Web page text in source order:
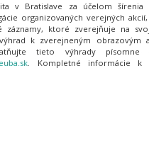
v Bratislave za účelom šírenia
organizovaných verejných
záznamy, ktoré zverejňuje na
k zverejneným obrazovým
tieto výhrady písomne
. Kompletné informácie k